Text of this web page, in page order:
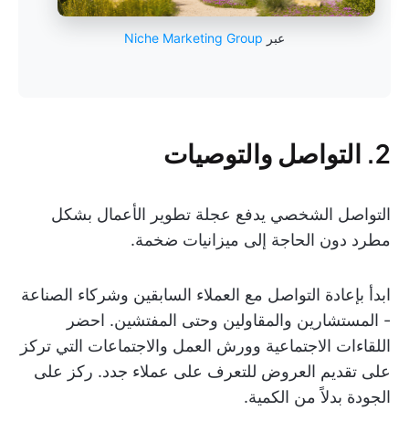
عبر Niche Marketing Group
2. التواصل والتوصيات
التواصل الشخصي يدفع عجلة تطوير الأعمال بشكل
مطرد دون الحاجة إلى ميزانيات ضخمة.
ابدأ بإعادة التواصل مع العملاء السابقين وشركاء الصناعة
- المستشارين والمقاولين وحتى المفتشين. احضر
اللقاءات الاجتماعية وورش العمل والاجتماعات التي تركز
على تقديم العروض للتعرف على عملاء جدد. ركز على
الجودة بدلاً من الكمية.